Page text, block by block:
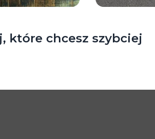
i kulturę
które chcesz szybciej